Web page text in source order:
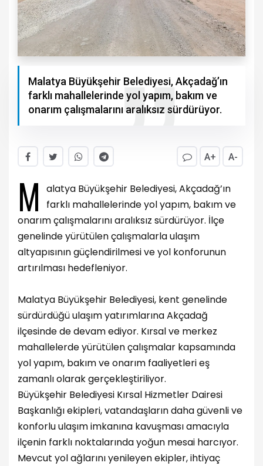
Malatya Büyükşehir Belediyesi, Akçadağ’ın
farklı mahallelerinde yol yapım, bakım ve
onarım çalışmalarını aralıksız sürdürüyor.
A+ A-
M
alatya Büyükşehir Belediyesi, Akçadağ’ın
farklı mahallelerinde yol yapım, bakım ve
onarım çalışmalarını aralıksız sürdürüyor. İlçe
genelinde yürütülen çalışmalarla ulaşım
altyapısının güçlendirilmesi ve yol konforunun
artırılması hedefleniyor.
Malatya Büyükşehir Belediyesi, kent genelinde
sürdürdüğü ulaşım yatırımlarına Akçadağ
ilçesinde de devam ediyor. Kırsal ve merkez
mahallelerde yürütülen çalışmalar kapsamında
yol yapım, bakım ve onarım faaliyetleri eş
zamanlı olarak gerçekleştiriliyor.
Büyükşehir Belediyesi Kırsal Hizmetler Dairesi
Başkanlığı ekipleri, vatandaşların daha güvenli ve
konforlu ulaşım imkanına kavuşması amacıyla
ilçenin farklı noktalarında yoğun mesai harcıyor.
Mevcut yol ağlarını yenileyen ekipler, ihtiyaç